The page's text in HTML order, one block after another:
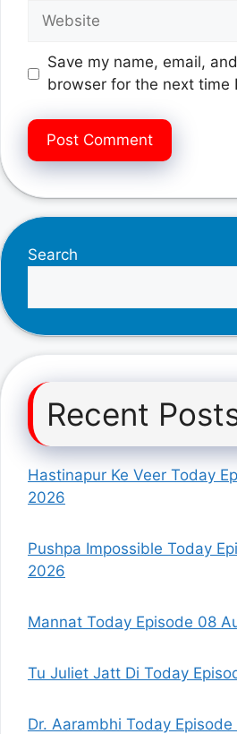
Website
Save my name, email,
browser for the next time
Search
Recent
Hastinapur Ke Veer Today
2026
Pushpa Impossible Today
2026
Mannat Today Episode 08
Tu Juliet Jatt Di Today
Dr. Aarambhi Today